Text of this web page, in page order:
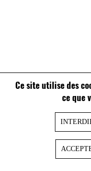
Ce site utilise des
ce que